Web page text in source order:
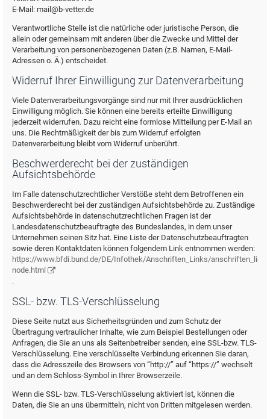
E-Mail: mail@b-vetter.de
Verantwortliche Stelle ist die natürliche oder juristische Person, die
allein oder gemeinsam mit anderen über die Zwecke und Mittel der
Verarbeitung von personenbezogenen Daten (z.B. Namen, E-Mail-
Adressen o. Ä.) entscheidet.
Widerruf Ihrer Einwilligung zur Datenverarbeitung
Viele Datenverarbeitungsvorgänge sind nur mit Ihrer ausdrücklichen
Einwilligung möglich. Sie können eine bereits erteilte Einwilligung
jederzeit widerrufen. Dazu reicht eine formlose Mitteilung per E-Mail an
uns. Die Rechtmäßigkeit der bis zum Widerruf erfolgten
Datenverarbeitung bleibt vom Widerruf unberührt.
Beschwerderecht bei der zuständigen
Aufsichtsbehörde
Im Falle datenschutzrechtlicher Verstöße steht dem Betroffenen ein
Beschwerderecht bei der zuständigen Aufsichtsbehörde zu. Zuständige
Aufsichtsbehörde in datenschutzrechtlichen Fragen ist der
Landesdatenschutzbeauftragte des Bundeslandes, in dem unser
Unternehmen seinen Sitz hat. Eine Liste der Datenschutzbeauftragten
sowie deren Kontaktdaten können folgendem Link entnommen werden:
https://www.bfdi.bund.de/DE/Infothek/Anschriften_Links/
node.html
.
SSL- bzw. TLS-Verschlüsselung
Diese Seite nutzt aus Sicherheitsgründen und zum Schutz der
Übertragung vertraulicher Inhalte, wie zum Beispiel Bestellungen oder
Anfragen, die Sie an uns als Seitenbetreiber senden, eine SSL-bzw. TLS-
Verschlüsselung. Eine verschlüsselte Verbindung erkennen Sie daran,
dass die Adresszeile des Browsers von “http://” auf “https://” wechselt
und an dem Schloss-Symbol in Ihrer Browserzeile.
Wenn die SSL- bzw. TLS-Verschlüsselung aktiviert ist, können die
Daten, die Sie an uns übermitteln, nicht von Dritten mitgelesen werden.